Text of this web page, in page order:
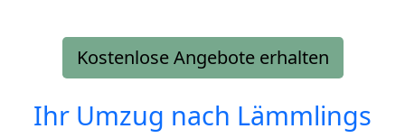
Kostenlose Angebote erhalten
Ihr Umzug nach Lämmlings